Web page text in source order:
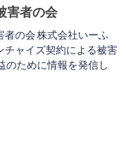
害者の会
者の会 株式会社いーふ
チャイズ契約による被害
のために情報を発信し